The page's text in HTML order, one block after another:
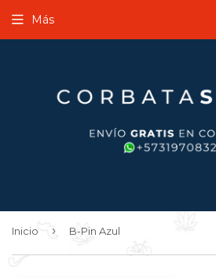
Más
Inicio › B-Pin Azul